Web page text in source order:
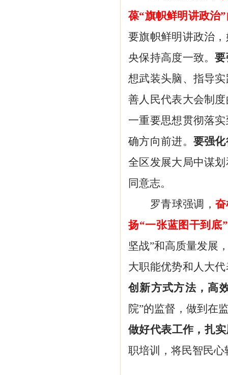
葆“旗帜鲜明讲政治
要旗帜鲜明讲政治
央保持高度一致。
想武装头脑、指导
善人民代表大会制
一重要思想贯彻落
确方向前进。 要强
全区发展大局中谋
同意志。
罗青球强调，
扬“一张蓝图干到底
坚战”和高质量发展
大职能优势和人大
创新方式方法，高
院”的监督，做到在
做好代表工作，扎
职培训，将民智民